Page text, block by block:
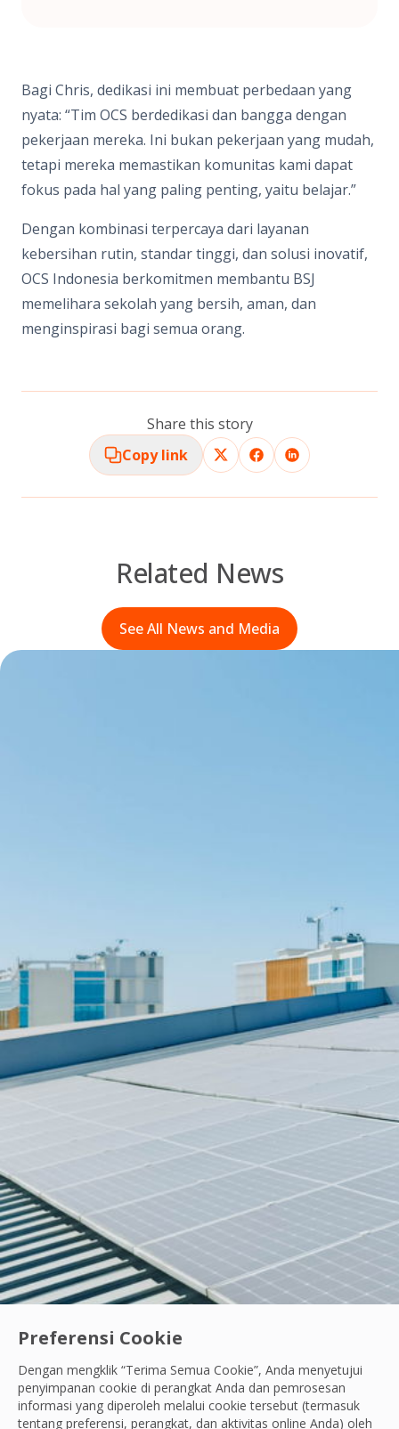
Preferensi Cookie
Dengan mengklik “Terima Semua Cookie”, Anda menyetujui
penyimpanan cookie di perangkat Anda dan pemrosesan
informasi yang diperoleh melalui cookie tersebut (termasuk
tentang preferensi, perangkat, dan aktivitas online Anda) oleh
Bagi Chris, dedikasi ini membuat perbedaan yang
nyata: “Tim OCS berdedikasi dan bangga dengan
pekerjaan mereka. Ini bukan pekerjaan yang mudah,
tetapi mereka memastikan komunitas kami dapat
fokus pada hal yang paling penting, yaitu belajar.”
Dengan kombinasi terpercaya dari layanan
kebersihan rutin, standar tinggi, dan solusi inovatif,
OCS Indonesia berkomitmen membantu BSJ
memelihara sekolah yang bersih, aman, dan
menginspirasi bagi semua orang.
Share this story
Copy link
Related News
See All News and Media
Ayo Berdiri Beraksi|Karyawan Kami
Semangat Belajar Tanpa Henti: Cara Andik